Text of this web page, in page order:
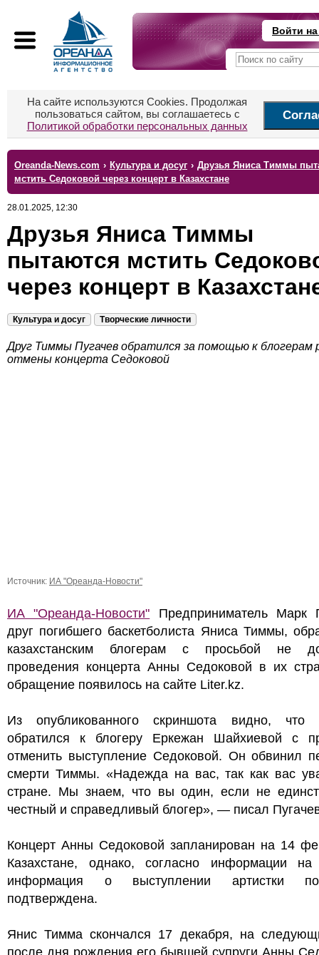
Войти
На сайте используются Cookies. Продолжая
пользоваться сайтом, вы соглашаетесь с
Политикой обработки персональных данных
Oreanda-News.com › Культура и досуг › Друзья Яниса Тиммы
мстить Седоковой через концерт в Казахстане
28.01.2025, 12:30
Друзья Яниса Тиммы
пытаются мстить
через концерт в
Культура и досуг Творческие личности
Друг Тиммы Пугачев обратился за помощью к блогерам
отмены концерта Седоковой
Источник: ИА "Ореанда-Новости"
ИА "Ореанда-Новости" Предприниматель Марк
друг погибшего баскетболиста Яниса Тиммы,
казахстанским блогерам с просьбой не
проведения концерта Анны Седоковой в их
обращение появилось на сайте Liter.kz.
Из опубликованного скриншота видно, что
обратился к блогеру Еркежан Шайхиевой с
отменить выступление Седоковой. Он обвинил
смерти Тиммы. «Надежда на вас, так как вас
стране. Мы знаем, что вы один, если не
честный и справедливый блогер», — писал
Концерт Анны Седоковой запланирован на 14
Казахстане, однако, согласно информации на
информация о выступлении артистки
подтверждена.
Янис Тимма скончался 17 декабря, на
после дня рождения его бывшей супруги Анны